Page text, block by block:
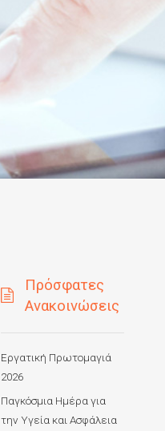
Πρόσφατες
Ανακοινώσεις
Εργατική Πρωτομαγιά
2026
Παγκόσμια Ημέρα για
την Υγεία και Ασφάλεια